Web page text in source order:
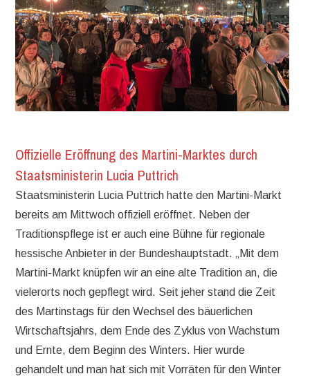
Offizielle Eröffnung des Martini-Marktes durch
Staatsministerin Lucia Puttrich
Staatsministerin Lucia Puttrich hatte den Martini-Markt
bereits am Mittwoch offiziell eröffnet. Neben der
Traditionspflege ist er auch eine Bühne für regionale
hessische Anbieter in der Bundeshauptstadt. „Mit dem
Martini-Markt knüpfen wir an eine alte Tradition an, die
vielerorts noch gepflegt wird. Seit jeher stand die Zeit
des Martinstags für den Wechsel des bäuerlichen
Wirtschaftsjahrs, dem Ende des Zyklus von Wachstum
und Ernte, dem Beginn des Winters. Hier wurde
gehandelt und man hat sich mit Vorräten für den Winter